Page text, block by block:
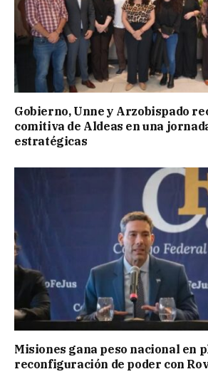
Gobierno, Unne y Arzobispado
comitiva de Aldeas en una
estratégicas
Misiones gana peso nacional en
reconfiguración de poder con